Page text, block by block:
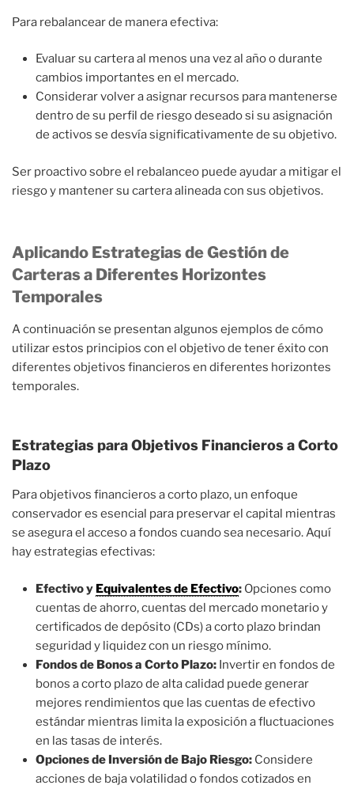
Para rebalancear de manera efectiva:
Evaluar su cartera al menos una vez al año o durante
cambios importantes en el mercado.
Considerar volver a asignar recursos para mantenerse
dentro de su perfil de riesgo deseado si su asignación
de activos se desvía significativamente de su objetivo.
Ser proactivo sobre el rebalanceo puede ayudar a mitigar el
riesgo y mantener su cartera alineada con sus objetivos.
Aplicando Estrategias de Gestión de
Carteras a Diferentes Horizontes
Temporales
A continuación se presentan algunos ejemplos de cómo
utilizar estos principios con el objetivo de tener éxito con
diferentes objetivos financieros en diferentes horizontes
temporales.
Estrategias para Objetivos Financieros a Corto
Plazo
Para objetivos financieros a corto plazo, un enfoque
conservador es esencial para preservar el capital mientras
se asegura el acceso a fondos cuando sea necesario. Aquí
hay estrategias efectivas:
Efectivo y Equivalentes de Efectivo: Opciones como
cuentas de ahorro, cuentas del mercado monetario y
certificados de depósito (CDs) a corto plazo brindan
seguridad y liquidez con un riesgo mínimo.
Fondos de Bonos a Corto Plazo: Invertir en fondos de
bonos a corto plazo de alta calidad puede generar
mejores rendimientos que las cuentas de efectivo
estándar mientras limita la exposición a fluctuaciones
en las tasas de interés.
Opciones de Inversión de Bajo Riesgo: Considere
acciones de baja volatilidad o fondos cotizados en